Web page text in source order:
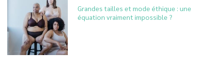
Grandes tailles et mode éthique : une
équation vraiment impossible ?